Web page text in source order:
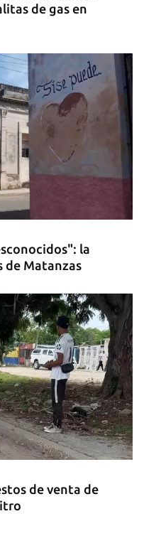
de gas en
la
de Matanzas
de venta de